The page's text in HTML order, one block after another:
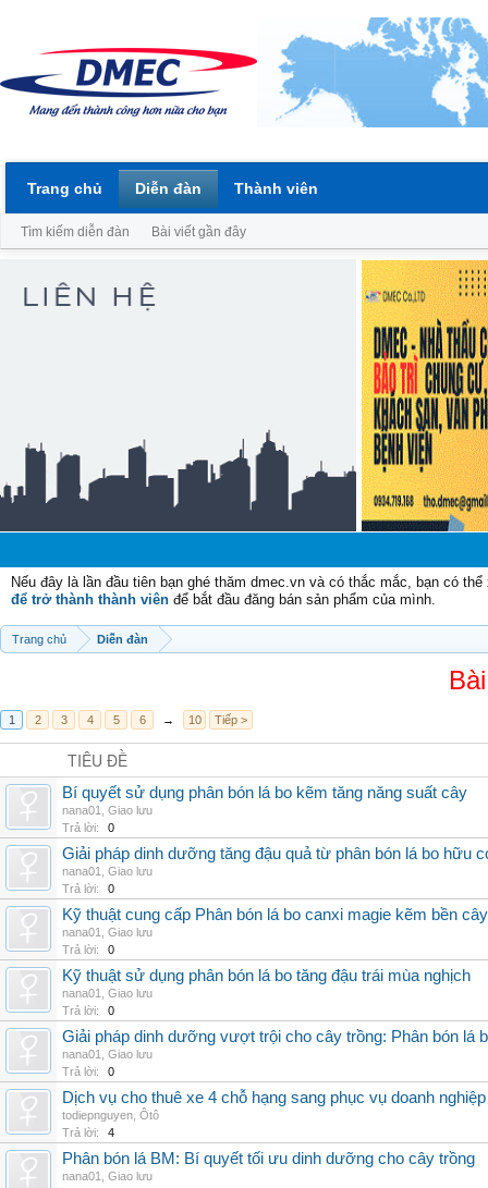
Nếu đây là lần đầu tiên bạn ghé thăm dmec.vn và có thắc mắc, bạn có
để trở thành thành viên để bắt đầu đăng bán sản phẩm của mình.
Trang chủ Diễn đàn
1 2 3 4 5 6 → 10 Tiếp >
TIÊU ĐỀ
Bí quyết sử dụng phân bón lá bo kẽm tăng năng suất cây
nana01
Giao lưu
Trả lời:
0
Giải pháp dinh dưỡng tăng đậu quả từ phân bón lá bo hữu
nana01
Giao lưu
Trả lời:
0
Kỹ thuật cung cấp Phân bón lá bo canxi magie kẽm bền cây
nana01
Giao lưu
Trả lời:
0
Kỹ thuật sử dụng phân bón lá bo tăng đậu trái mùa nghịch
nana01
Giao lưu
Trả lời:
0
Giải pháp dinh dưỡng vượt trội cho cây trồng: Phân bón lá
nana01
Giao lưu
Trả lời:
0
Dịch vụ cho thuê xe 4 chỗ hạng sang phục vụ doanh
todiepnguyen Ôtô
Trả lời:
4
Phân bón lá BM: Bí quyết tối ưu dinh dưỡng cho cây trồng
nana01
Giao lưu
Trang chủ Diễn đàn
Tìm kiếm diễn đàn Bài viết gần đây
Thành viên